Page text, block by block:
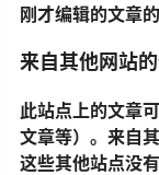
刚才编辑的文章
来自其他网站
此站点上的文章
文章等）。来自
这些其他站点没有